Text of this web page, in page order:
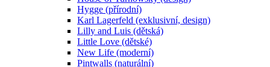
Hygge (přírodní)
Karl Lagerfeld (exklusivní, design)
Lilly and Luis (dětská)
Little Love (dětské)
New Life (moderní)
Pintwalls (naturální)